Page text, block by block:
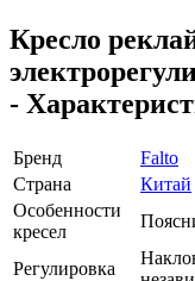
Кресло
-
Бренд
Falto
Страна
Китай
Особенности
кресел
Регулировка